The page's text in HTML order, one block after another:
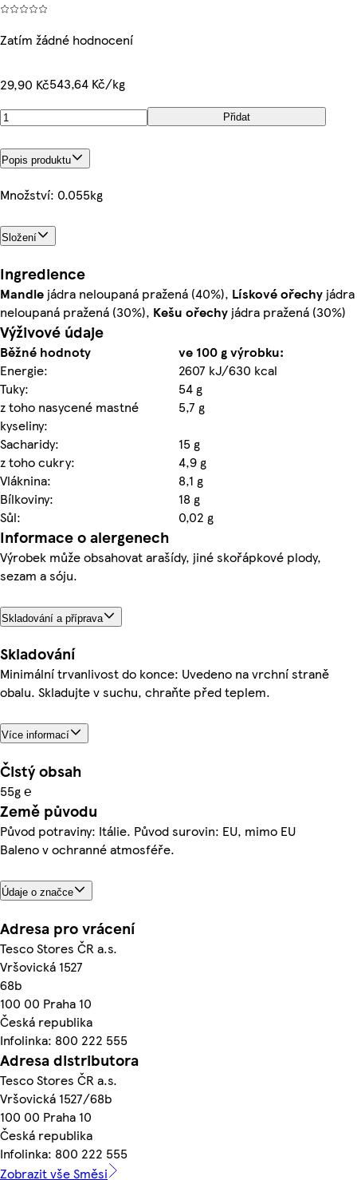
Zatím žádné hodnocení
29,90 Kč543,64 Kč/kg
Přidat
Popis produktu
Množství: 0.055kg
Složení
Ingredience
Mandle jádra neloupaná pražená (40%), Lískové ořechy jádra
neloupaná pražená (30%), Kešu ořechy jádra pražená (30%)
Výživové údaje
Běžné hodnoty
ve 100 g výrobku:
Energie:
2607 kJ/630 kcal
Tuky:
54 g
z toho nasycené mastné
kyseliny:
5,7 g
Sacharidy:
15 g
z toho cukry:
4,9 g
Vláknina:
8,1 g
Bílkoviny:
18 g
Sůl:
0,02 g
Informace o alergenech
Výrobek může obsahovat arašídy, jiné skořápkové plody,
sezam a sóju.
Skladování a příprava
Skladování
Minimální trvanlivost do konce: Uvedeno na vrchní straně
obalu. Skladujte v suchu, chraňte před teplem.
Více informací
Čistý obsah
55g ℮
Země původu
Původ potraviny: Itálie. Původ surovin: EU, mimo EU
Baleno v ochranné atmosféře.
Údaje o značce
Adresa pro vrácení
Tesco Stores ČR a.s.
Vršovická 1527
68b
100 00 Praha 10
Česká republika
Infolinka: 800 222 555
Adresa distributora
Tesco Stores ČR a.s.
Vršovická 1527/68b
100 00 Praha 10
Česká republika
Infolinka: 800 222 555
Zobrazit vše Směsi